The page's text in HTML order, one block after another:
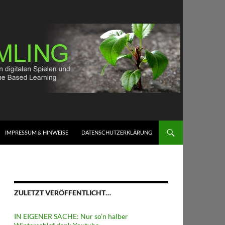
IMPRESSUM & HINWEISE DATENSCHUTZERKLÄRUNG
ZULETZT VERÖFFENTLICHT…
IN EIGENER SACHE: Nur so’n halber